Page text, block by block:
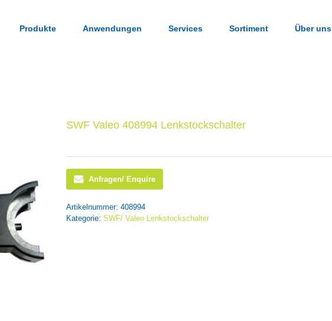
Produkte Anwendungen Services Sortiment Über uns
SWF Valeo 408994 Lenkstockschalter
Anfragen/ Enquire
Artikelnummer: 408994
Kategorie: SWF/ Valeo Lenkstockschalter